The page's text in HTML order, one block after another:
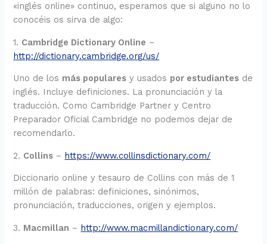
«inglés online» continuo, esperamos que si alguno no lo
conocéis os sirva de algo:
1. Cambridge Dictionary Online –
http://dictionary.cambridge.org/us/
Uno de los más populares y usados por estudiantes de
inglés. Incluye definiciones. La pronunciación y la
traducción. Como Cambridge Partner y Centro
Preparador Oficial Cambridge no podemos dejar de
recomendarlo.
2. Collins – https://www.collinsdictionary.com/
Diccionario online y tesauro de Collins con más de 1
millón de palabras: definiciones, sinónimos,
pronunciación, traducciones, origen y ejemplos.
3. Macmillan – http://www.macmillandictionary.com/